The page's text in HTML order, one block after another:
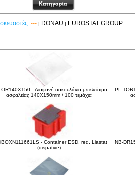
: --- | DONAU | EUROSTAT GROUP
- Διαφανή σακουλάκια με κλείσιμο
ασφαλείας 140X150mm / 100 τεμάχια
- Container ESD, red, Liastat
(dispative)
NB-